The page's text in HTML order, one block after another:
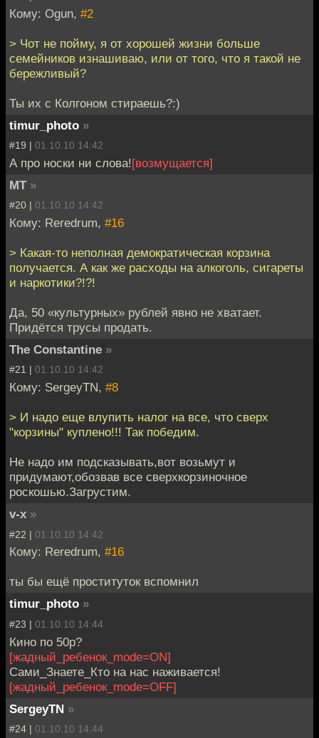
Кому: Ogun, #2
> Чот не пойму, я от хорошей жизни больше
семейников изнашиваю, или от того, что я такой не
бережливый?
Ты их с Колгоном стираешь?:)
timur_photo »
#19 | 01.10.10 14:42
А про носки ни слова![возмущается]
MT »
#20 | 01.10.10 14:42
Кому: Reredrum, #16
> Какая-то неполная демократическая корзина
получается. А как же расходы на алкоголь, сигареты
и наркотики?!?!
Да, 50 «культурных» рублей явно не хватает.
Придётся трусы продать.
The Constantine »
#21 | 01.10.10 14:42
Кому: SergeyTN, #8
> И надо еще влупить налог на все, что сверх
"корзины" куплено!!! Так победим.
Не надо им подсказывать,вот возьмут и
придумают,обозвав все сверхкорзиночное
роскошью.Загрустим.
v-x »
#22 | 01.10.10 14:42
Кому: Reredrum, #16
ты бы ещё проституток вспомнил
timur_photo »
#23 | 01.10.10 14:44
Кино по 50р?
[жадный_ребенок_mode=ON]
Сами_Знаете_Кто на нас наживается!
[жадный_ребенок_mode=OFF]
SergeyTN »
#24 | 01.10.10 14:44